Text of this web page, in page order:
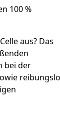
100 %
aus? Das
bei der